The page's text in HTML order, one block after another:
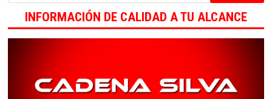
INFORMACIÓN DE CALIDAD A TU ALCANCE